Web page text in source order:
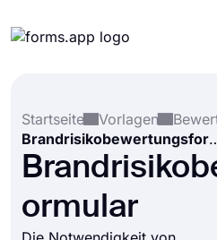
Integrationen
Vorlagen
Ressourcen
Startseite
Vorlagen
ormular